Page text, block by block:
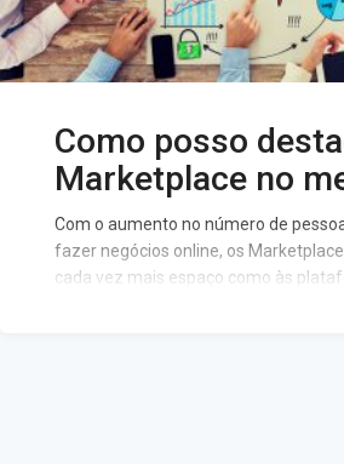
Como posso
Marketplace no
Com o aumento no número de
fazer negócios online, os
cada vez mais espaço como às
interação entre o público e o Seller.